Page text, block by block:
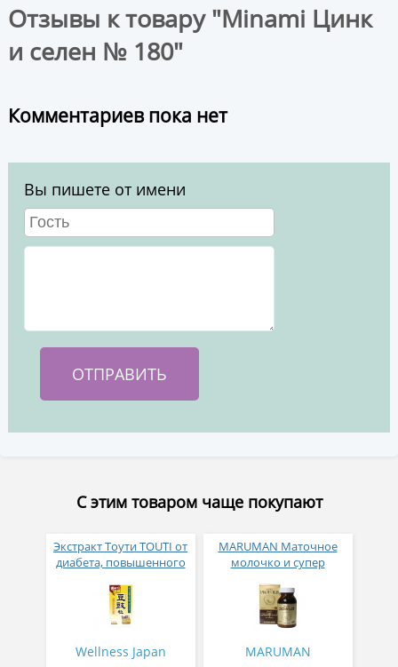
Отзывы к товару "Minami Цинк
и селен № 180"
Комментариев пока нет
Вы пишете от имени
С этим товаром чаще покупают
Экстракт Тоути TOUTI от
диабета, повышенного
избыточного веса и тяги
к сладкому № 240
Wellness Japan
MARUMAN Маточное
молочко и супер
MARUMAN